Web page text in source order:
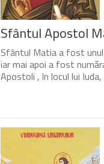
Sfântul Apostol
Sfântul Matia a fost unul
iar mai apoi a fost
Apostoli , în locul lui Iuda,